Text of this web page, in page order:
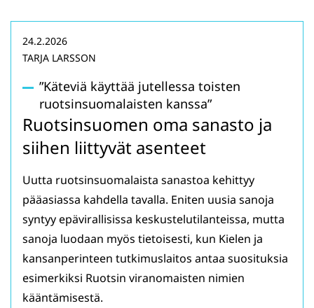
”Käteviä käyttää jutellessa toisten
ruotsinsuomalaisten kanssa”
Ruotsinsuomen oma sanasto ja
siihen liittyvät asenteet
24.2.2026
TARJA LARSSON
Uutta ruotsinsuomalaista sanastoa kehittyy
pääasiassa kahdella tavalla. Eniten uusia sanoja
syntyy epävirallisissa keskustelutilanteissa, mutta
sanoja luodaan myös tietoisesti, kun Kielen ja
kansanperinteen tutkimuslaitos antaa suosituksia
esimerkiksi Ruotsin viranomaisten nimien
kääntämisestä.